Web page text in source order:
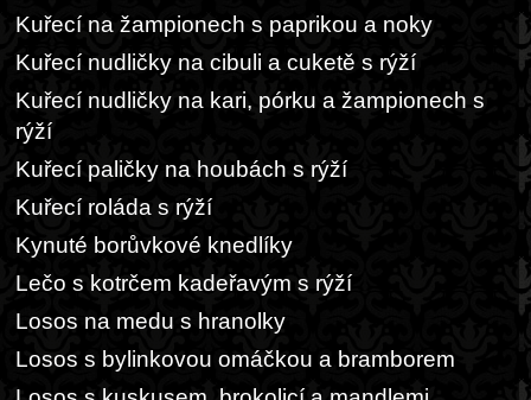
Kuřecí na žampionech s paprikou a noky
Kuřecí nudličky na cibuli a cuketě s rýží
Kuřecí nudličky na kari, pórku a žampionech s
rýží
Kuřecí paličky na houbách s rýží
Kuřecí roláda s rýží
Kynuté borůvkové knedlíky
Lečo s kotrčem kadeřavým s rýží
Losos na medu s hranolky
Losos s bylinkovou omáčkou a bramborem